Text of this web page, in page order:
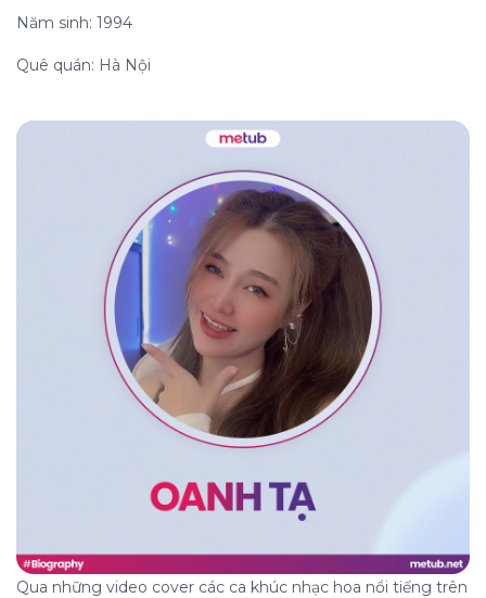
Năm sinh: 1994
Quê quán: Hà Nội
Qua những video cover các ca khúc nhạc hoa nổi tiếng trên